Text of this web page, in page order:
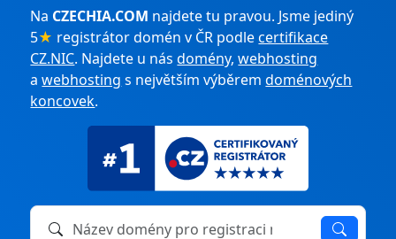
Na CZECHIA.COM najdete tu pravou. Jsme jediný
5★ registrátor domén v ČR podlecertifikace
CZ.NIC. Najdete u násdomény,webhosting
awebhosting s největším výběremdoménových
koncovek.
Název domény k registraci nebo převodu